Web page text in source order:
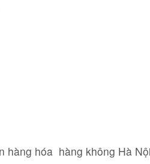
hàng hóa hàng không Hà